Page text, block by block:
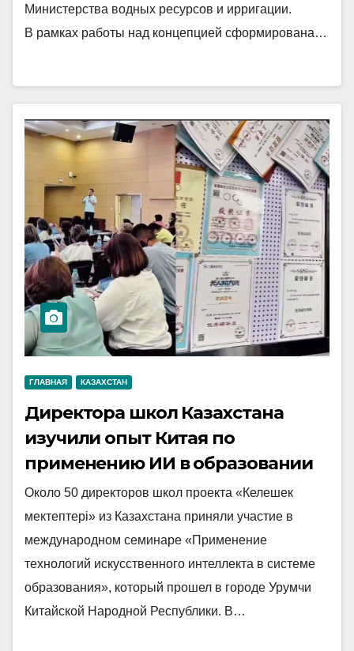
Министерства водных ресурсов и ирригации.
В рамках работы над концепцией сформирована…
ГЛАВНАЯ КАЗАХСТАН
Директора школ Казахстана
изучили опыт Китая по
применению ИИ в образовании
Около 50 директоров школ проекта «Келешек
мектептері» из Казахстана приняли участие в
международном семинаре «Применение
технологий искусственного интеллекта в системе
образования», который прошел в городе Урумчи
Китайской Народной Республики. В…